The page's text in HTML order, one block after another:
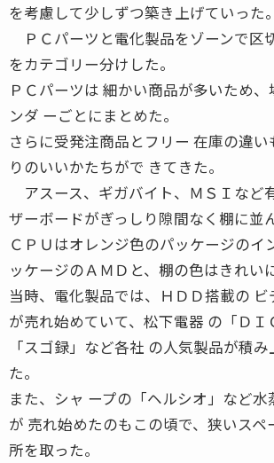
を考慮して少しずつ築き上げていった。
ＰＣパーツと電化製品をゾーンで区
をカテゴリー分けした。
ＰＣパーツは 細かい商品が多いため
ンダ ーごとにまとめた。
さらに受発注商品とフリー 在庫の違い
りのいいかたちがで きてきた。
アスース、ギガバイト、ＭＳＩなど
ザーボードがぎっしり隙間なく棚に並
ＣＰＵはオレンジ色のパッケージのイ
ッケージのＡＭＤと、棚の色はきれい
当時、電化製品では、ＨＤＤ搭載の
が売れ始めていて、松下電器 の「Ｄ
「スゴ録」など各社 の人気製品が積
た。
また、シャ ープの「ヘルシオ」など水
が 売れ始めたのもこの頃で、狭いスペ
所を取った。